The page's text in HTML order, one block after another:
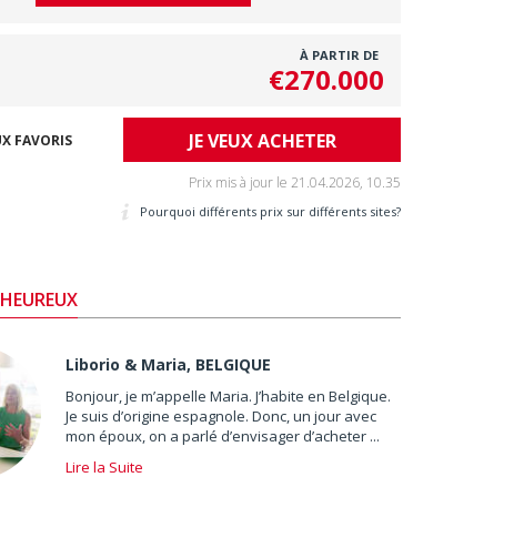
À PARTIR DE
€270.000
FAVORIS JE VEUX ACHETER
Prix mis à jour le 21.04.2026, 10.35
Pourquoi différents prix sur différents sites?
Liborio & Maria, BELGIQUE
Bonjour, je m’appelle Maria. J’habite en Belgique.
Je suis d’origine espagnole. Donc, un jour avec
mon époux, on a parlé d’envisager d’acheter ...
Lire la Suite